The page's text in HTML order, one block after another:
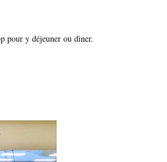
pour y déjeuner ou diner.